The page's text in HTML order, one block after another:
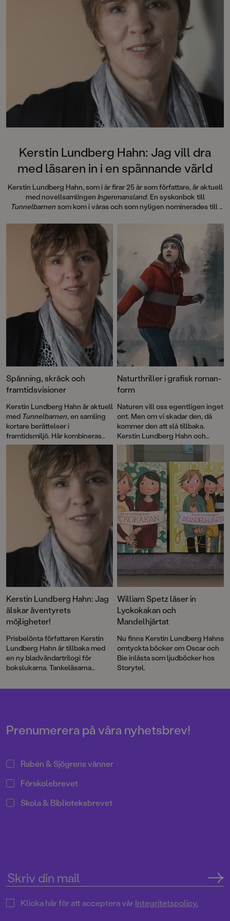
Kerstin Lundberg Hahn: Jag vill dra
med läsaren in i en spännande värld
Kerstin Lundberg Hahn, som i år firar 25 år som författare, är aktuell
med novellsamlingen Ingenmansland. En syskonbok till
Tunnelbarnen som kom i våras och som nyligen nominerades till
Spänning, skräck och
framtidsvisioner
Kerstin Lundberg Hahn är aktuell
med Tunnelbarnen, en samling
kortare berättelser i
framtidsmiljö. Här kombineras
nagelbitarspänning med tankar
om livets små och stora frågor;
klimatförändringar, klass, natur
på liv och död, vänskap och
solidaritet, och hur ny teknik
påverkar människan.
Naturthriller i grafisk roman-
form
Naturen vill oss egentligen inget
ont. Men om vi skadar den, då
kommer den att slå tillbaka.
Kerstin Lundberg Hahn och
Elisabeth Widmarks grafiska
är en saga och en
thriller, en berättelse om kärlek
och om hämnd, förankrad i
verklighet och fantasi. Det är
läskigt, spännande och samtidigt
stämningsfullt.
Kerstin Lundberg Hahn: Jag
älskar äventyrets
möjligheter!
Prisbelönta författaren Kerstin
Lundberg Hahn är tillbaka med
en ny bladvändartrilogi för
bokslukarna. Tankeläsarna
1800-talsgruvsamhälle där
William Spetz läser in
Lyckokakan och
Mandelhjärtat
Nu finns Kerstin Lundberg Hahns
omtyckta böcker om Oscar och
Bie inlästa som ljudböcker hos
Storytel.
Prenumerera på våra nyhetsbrev!
Rabén & Sjögrens vänner
Förskolebrevet
Skola & Biblioteksbrevet
Klicka här för att acceptera vårIntegritetspolicy.